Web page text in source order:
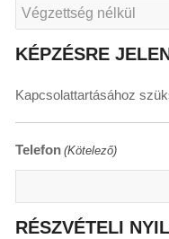
KÉPZÉSRE
Kapcsolattartásához
Telefon (Kötelező)
RÉSZVÉTELI